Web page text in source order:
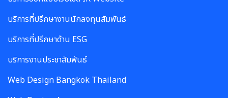
บริการที่ปรึกษางานนักลงทุนสัมพันธ์
บริการที่ปรึกษาด้าน ESG
บริการงานประชาสัมพันธ์
Web Design Bangkok Thailand